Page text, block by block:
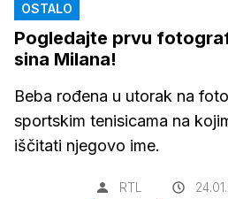
OSTALO
Pogledajte prvu
sina Milana!
Beba rođena u utorak na
sportskim tenisicama na
iščitati njegovo ime.
RTL